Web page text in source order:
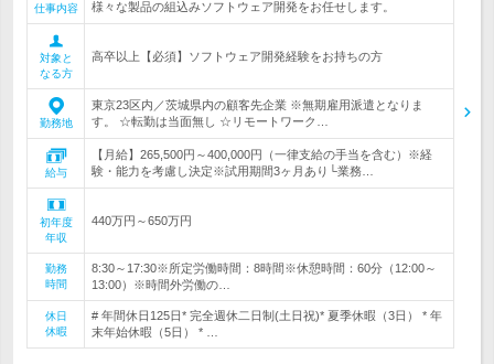
仕事内容
様々な製品の組込みソフトウェア開発をお任せします。
対象と
なる方
高卒以上【必須】ソフトウェア開発経験をお持ちの方
勤務地
東京23区内／茨城県内の顧客先企業 ※無期雇用派遣となりま
す。 ☆転勤は当面無し ☆リモートワーク…
給与
【月給】265,500円～400,000円（一律支給の手当を含む）※経
験・能力を考慮し決定※試用期間3ヶ月あり└業務…
初年度
年収
440万円～650万円
勤務
時間
8:30～17:30※所定労働時間：8時間※休憩時間：60分（12:00～
13:00）※時間外労働の…
休日
休暇
# 年間休日125日* 完全週休二日制(土日祝)* 夏季休暇（3日） * 年
末年始休暇（5日） * …